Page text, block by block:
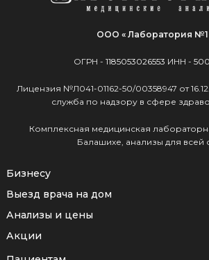
ООО « Лаборатория №1
ОГРН - 1185053026553 ИНН -
Лицензия №Л041-01162-50/00358947 от
служба по надзору в сфере
Комплексная медицинская
Балашихе, анализы для всей
Бизнесу
Выезд врача на дом
Анализы и цены
Акции